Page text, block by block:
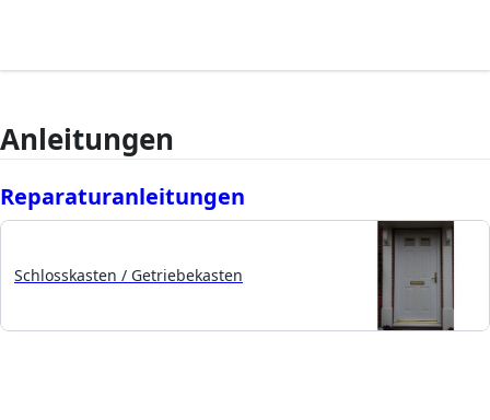
Anleitungen
Reparaturanleitungen
Schlosskasten / Getriebekasten